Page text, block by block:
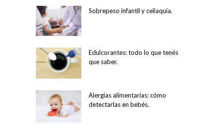
Sobrepeso infantil y celiaquía.
Edulcorantes: todo lo que tenés
que saber.
Alergias alimentarias: cómo
detectarlas en bebés.